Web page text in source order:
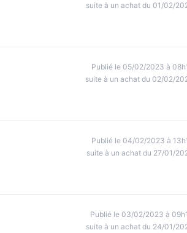
suite à un achat du 01/02/
Publié le 05/02/2023 à
suite à un achat du 02/02/
Publié le 04/02/2023 à
suite à un achat du 27/01/
Publié le 03/02/2023 à
suite à un achat du 24/01/